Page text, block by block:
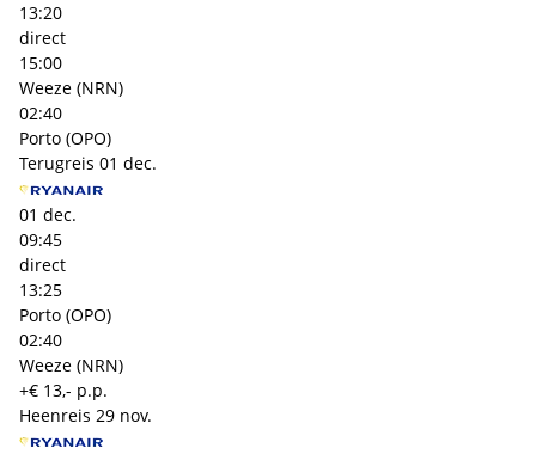
13:20
direct
15:00
Weeze (NRN)
02:40
Porto (OPO)
Terugreis 01 dec.
01 dec.
09:45
direct
13:25
Porto (OPO)
02:40
Weeze (NRN)
+€ 13,- p.p.
Heenreis 29 nov.